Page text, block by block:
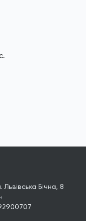
Львівська Бічна, 8